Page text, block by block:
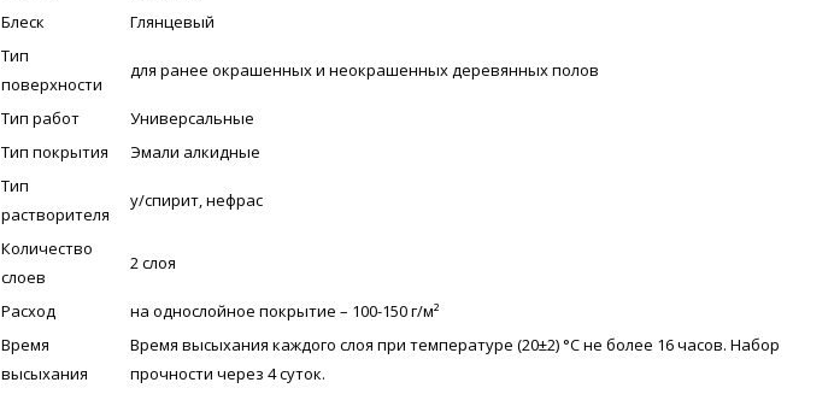
Блеск
Глянцевый
Тип
поверхности
для ранее окрашенных и неокрашенных деревянных полов
Тип работ
Универсальные
Тип покрытия
Эмали алкидные
Тип
растворителя
у/спирит, нефрас
Количество
слоев
2 слоя
Расход
на однослойное покрытие – 100-150 г/м²
Время
высыхания
Время высыхания каждого слоя при температуре (20±2) °С не более 16 часов. Набор
прочности через 4 суток.